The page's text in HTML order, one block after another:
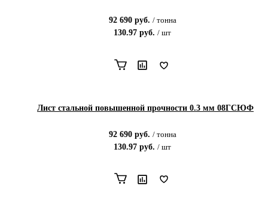
92 690руб. / тонна
130.97 руб. / шт
Лист стальной повышенной прочности 0.3 мм 08ГСЮФ
92 690руб. / тонна
130.97 руб. / шт